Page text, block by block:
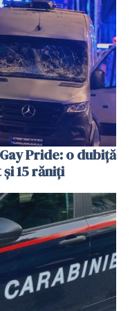
Pride: o dubiță
15 răniți